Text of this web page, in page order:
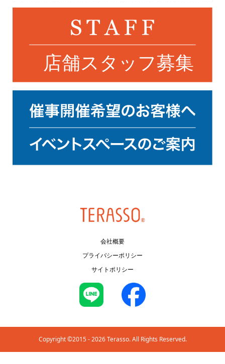
会社概要
プライバシーポリシー
サイトポリシー
Copyright ©2015 - 2026 Terasso. All Rights Reserved.